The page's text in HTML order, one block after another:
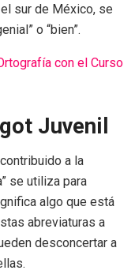
el sur de México, se
o “bien”.
con el Curso
Juvenil
a la
se utiliza para
algo que está
abreviaturas a
desconcertar a